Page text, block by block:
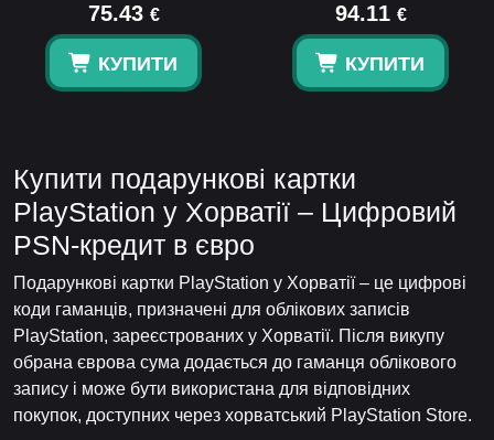
75.43 €
КУПИТИ
94.11 €
КУПИТИ
Купити подарункові картки
PlayStation у Хорватії – Цифровий
PSN-кредит в євро
Подарункові картки PlayStation у Хорватії – це цифрові
коди гаманців, призначені для облікових записів
PlayStation, зареєстрованих у Хорватії. Після викупу
обрана єврова сума додається до гаманця облікового
запису і може бути використана для відповідних
покупок, доступних через хорватський PlayStation Store.